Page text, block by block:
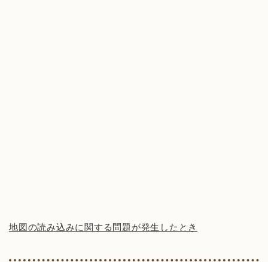
地図の読み込みに関する問題が発生したとき